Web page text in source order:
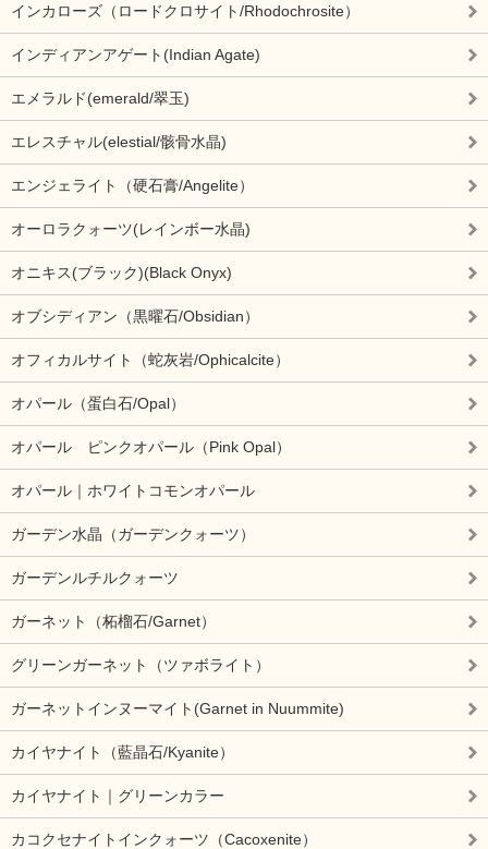
インカローズ（ロードクロサイト/Rhodochrosite）
インディアンアゲート(Indian Agate)
エメラルド(emerald/翠玉)
エレスチャル(elestial/骸骨水晶)
エンジェライト（硬石膏/Angelite）
オーロラクォーツ(レインボー水晶)
オニキス(ブラック)(Black Onyx)
オブシディアン（黒曜石/Obsidian）
オフィカルサイト（蛇灰岩/Ophicalcite）
オパール（蛋白石/Opal）
オパール ピンクオパール（Pink Opal）
オパール｜ホワイトコモンオパール
ガーデン水晶（ガーデンクォーツ）
ガーデンルチルクォーツ
ガーネット（柘榴石/Garnet）
グリーンガーネット（ツァボライト）
ガーネットインヌーマイト(Garnet in Nuummite)
カイヤナイト（藍晶石/Kyanite）
カイヤナイト｜グリーンカラー
カコクセナイトインクォーツ（Cacoxenite）